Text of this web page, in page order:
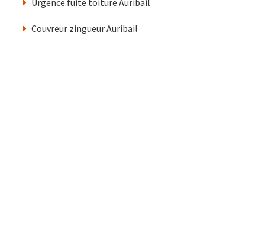
Couvreur zingueur Auribail